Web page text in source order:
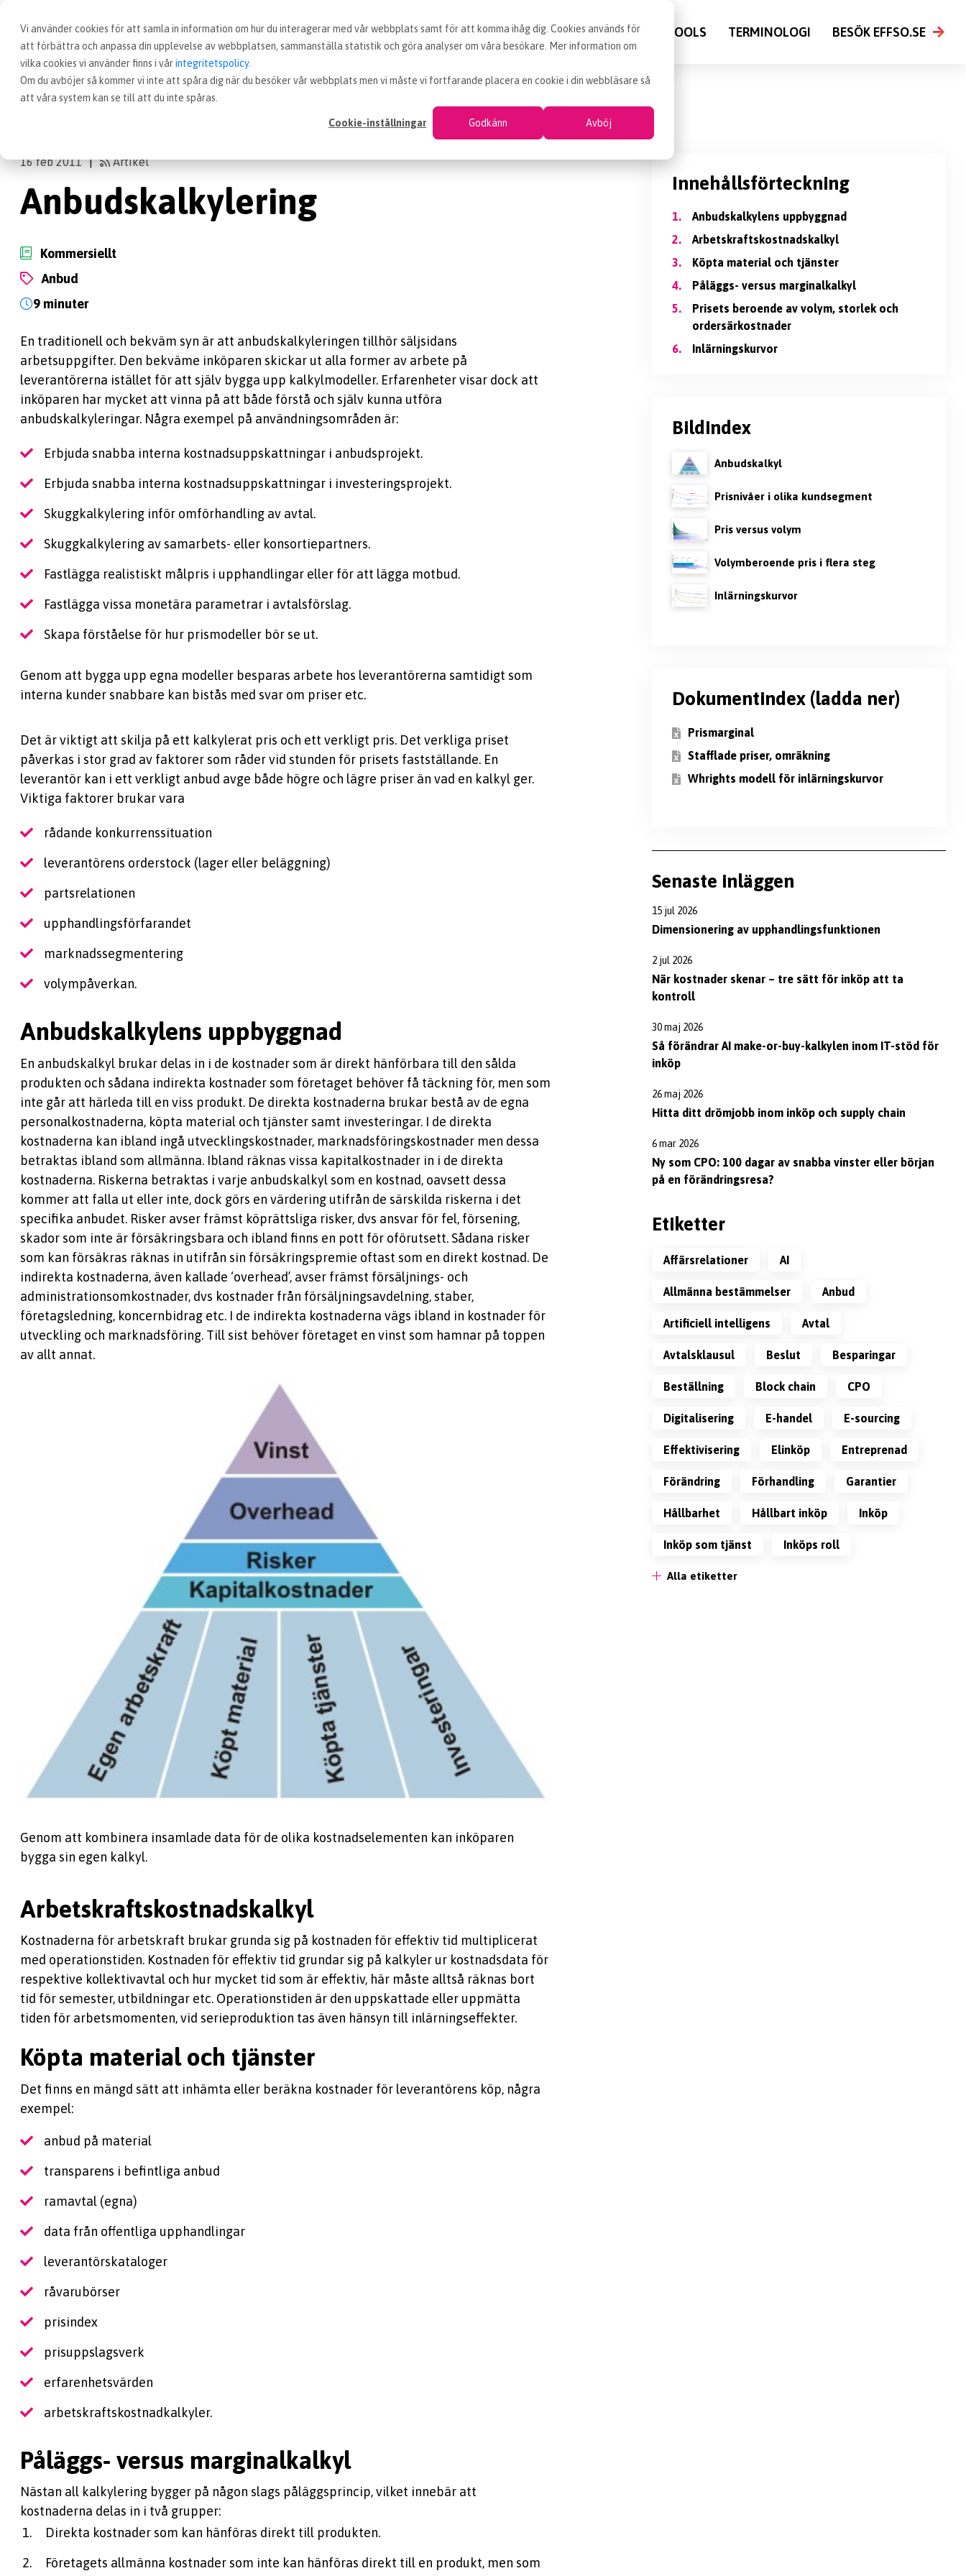
Vi använder cookies för att samla in information om hur du interagerar med vår webbplats samt för att komma ihåg dig. Cookies används för
att förbättra och anpassa din upplevelse av webbplatsen, sammanställa statistik och göra analyser om våra besökare. Mer information om
vilka cookies vi använder finns i vårintegritetspolicy.
Om du avböjer så kommer vi inte att spåra dig när du besöker vår webbplats men vi måste vi fortfarande placera en cookie i din webbläsare så
att våra system kan se till att du inte spåras.
Cookie-inställningar Godkänn Avböj
BLOGG ARTIKLAR VAD ÄR INKÖP OM EFFSO TOOLS TERMINOLOGI BESÖK EFFSO.SE
Artiklar Anbudskalkylering
16 feb 2011 | Artikel
Anbudskalkylering
Kommersiellt
anbud
9 minuter
En traditionell och bekväm syn är att anbudskalkyleringen tillhör säljsidans
arbetsuppgifter. Den bekväme inköparen skickar ut alla former av arbete på
leverantörerna istället för att själv bygga upp kalkylmodeller. Erfarenheter visar dock att
inköparen har mycket att vinna på att både förstå och själv kunna utföra
anbudskalkyleringar. Några exempel på användningsområden är:
Erbjuda snabba interna kostnadsuppskattningar i anbudsprojekt.
Erbjuda snabba interna kostnadsuppskattningar i investeringsprojekt.
Skuggkalkylering inför omförhandling av avtal.
Skuggkalkylering av samarbets- eller konsortiepartners.
Fastlägga realistiskt målpris i upphandlingar eller för att lägga motbud.
Fastlägga vissa monetära parametrar i avtalsförslag.
Skapa förståelse för hur prismodeller bör se ut.
Genom att bygga upp egna modeller besparas arbete hos leverantörerna samtidigt som
interna kunder snabbare kan bistås med svar om priser etc.
Det är viktigt att skilja på ett kalkylerat pris och ett verkligt pris. Det verkliga priset
påverkas i stor grad av faktorer som råder vid stunden för prisets fastställande. En
leverantör kan i ett verkligt anbud avge både högre och lägre priser än vad en kalkyl ger.
Viktiga faktorer brukar vara
rådande konkurrenssituation
leverantörens orderstock (lager eller beläggning)
partsrelationen
upphandlingsförfarandet
marknadssegmentering
volympåverkan.
Anbudskalkylens uppbyggnad
En anbudskalkyl brukar delas in i de kostnader som är direkt hänförbara till den sålda
produkten och sådana indirekta kostnader som företaget behöver få täckning för, men som
inte går att härleda till en viss produkt. De direkta kostnaderna brukar bestå av de egna
personalkostnaderna, köpta material och tjänster samt investeringar. I de direkta
kostnaderna kan ibland ingå utvecklingskostnader, marknadsföringskostnader men dessa
betraktas ibland som allmänna. Ibland räknas vissa kapitalkostnader in i de direkta
kostnaderna. Riskerna betraktas i varje anbudskalkyl som en kostnad, oavsett dessa
kommer att falla ut eller inte, dock görs en värdering utifrån de särskilda riskerna i det
specifika anbudet. Risker avser främst köprättsliga risker, dvs ansvar för fel, försening,
skador som inte är försäkringsbara och ibland finns en pott för oförutsett. Sådana risker
som kan försäkras räknas in utifrån sin försäkringspremie oftast som en direkt kostnad. De
indirekta kostnaderna, även kallade ‘overhead’, avser främst försäljnings- och
administrationsomkostnader, dvs kostnader från försäljningsavdelning, staber,
företagsledning, koncernbidrag etc. I de indirekta kostnaderna vägs ibland in kostnader för
utveckling och marknadsföring. Till sist behöver företaget en vinst som hamnar på toppen
av allt annat.
Genom att kombinera insamlade data för de olika kostnadselementen kan inköparen
bygga sin egen kalkyl.
Arbetskraftskostnadskalkyl
Kostnaderna för arbetskraft brukar grunda sig på kostnaden för effektiv tid multiplicerat
med operationstiden. Kostnaden för effektiv tid grundar sig på kalkyler ur kostnadsdata för
respektive kollektivavtal och hur mycket tid som är effektiv, här måste alltså räknas bort
tid för semester, utbildningar etc. Operationstiden är den uppskattade eller uppmätta
tiden för arbetsmomenten, vid serieproduktion tas även hänsyn till inlärningseffekter.
Köpta material och tjänster
Det finns en mängd sätt att inhämta eller beräkna kostnader för leverantörens köp, några
exempel:
anbud på material
transparens i befintliga anbud
ramavtal (egna)
data från offentliga upphandlingar
leverantörskataloger
råvarubörser
prisindex
prisuppslagsverk
erfarenhetsvärden
arbetskraftskostnadkalkyler.
Påläggs- versus marginalkalkyl
Nästan all kalkylering bygger på någon slags påläggsprincip, vilket innebär att
kostnaderna delas in i två grupper:
Direkta kostnader som kan hänföras direkt till produkten.
Företagets allmänna kostnader som inte kan hänföras direkt till en produkt, men som
Innehållsförteckning
1.
Anbudskalkylens uppbyggnad
2.
Arbetskraftskostnadskalkyl
3.
Köpta material och tjänster
4.
Påläggs- versus marginalkalkyl
5.
Prisets beroende av volym, storlek och
ordersärkostnader
6.
Inlärningskurvor
Bildindex
Anbudskalkyl
Prisnivåer i olika kundsegment
Pris versus volym
Volymberoende pris i flera steg
Inlärningskurvor
Dokumentindex (ladda ner)
Prismarginal
Stafflade priser, omräkning
Whrights modell för inlärningskurvor
Senaste inläggen
15 jul 2026
Dimensionering av upphandlingsfunktionen
2 jul 2026
När kostnader skenar – tre sätt för inköp att ta
kontroll
30 maj 2026
Så förändrar AI make-or-buy-kalkylen inom IT-stöd för
inköp
26 maj 2026
Hitta ditt drömjobb inom inköp och supply chain
6 mar 2026
Ny som CPO: 100 dagar av snabba vinster eller början
på en förändringsresa?
Etiketter
affärsrelationer AI
allmänna bestämmelser anbud
artificiell intelligens avtal
avtalsklausul beslut besparingar
beställning block chain CPO
digitalisering e-handel e-sourcing
effektivisering Elinköp Entreprenad
förändring förhandling garantier
Hållbarhet Hållbart inköp inköp
inköp som tjänst inköps roll
Alla etiketter